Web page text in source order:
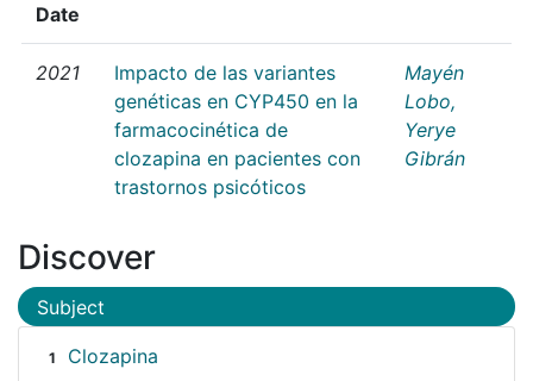
Date
2021
Impacto de las variantes
genéticas en CYP450 en la
farmacocinética de
clozapina en pacientes con
trastornos psicóticos
Mayén
Lobo,
Yerye
Gibrán
Discover
Subject
1 Clozapina